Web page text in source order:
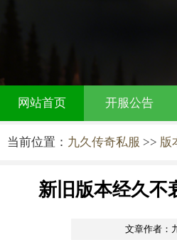
网站首页 开服公告
当前位置： 九久传奇私服 >> 版
新旧版本经久不
文章作者：